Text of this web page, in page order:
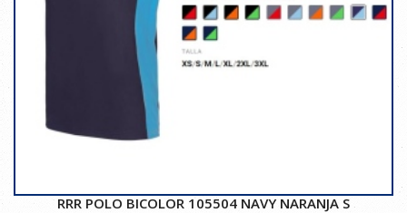
RRR POLO BICOLOR 105504 NAVY NARANJA S